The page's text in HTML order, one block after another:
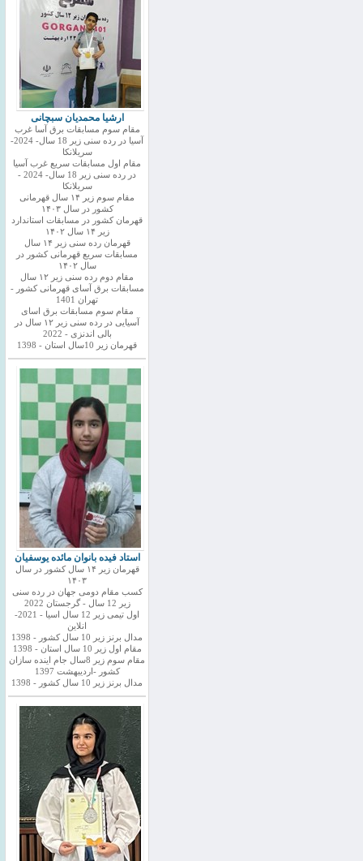
ارشیا محمدیان سبچانی
مقام سوم مسابقات برق آسا غرب
آسیا در رده سنی زیر 18 سال- 2024-
سریلانکا
مقام اول مسابقات سریع غرب آسیا
در رده سنی زیر 18 سال- 2024 -
سریلانکا
مقام سوم زیر ۱۴ سال قهرمانی
کشور در سال ۱۴۰۳
قهرمان کشور در مسابقات استاندارد
زیر ۱۴ سال ۱۴۰۲
قهرمان رده سنی زیر ۱۴ سال
مسابقات سریع قهرمانی کشور در
سال ۱۴۰۲
مقام دوم رده سنی زیر ۱۲ سال
مسابقات برق آسای قهرمانی کشور -
تهران 1401
مقام سوم مسابقات برق اسای
آسیایی در رده سنی زیر ۱۲ سال در
بالی اندنزی - 2022
قهرمان زیر 10سال استان - 1398
استاد فیده بانوان مائده یوسفیان
قهرمان زیر ۱۴ سال کشور در سال
۱۴۰۳
کسب مقام دومی جهان در رده سنی
زیر 12 سال - گرجستان 2022
اول تیمی زیر 12 سال اسیا - 2021-
انلاین
مدال برنز زیر 10 سال کشور - 1398
مقام اول زیر 10 سال استان - 1398
مقام سوم زیر 8سال جام اینده سازان
کشور -اردیبهشت 1397
مدال برنز زیر 10 سال کشور - 1398